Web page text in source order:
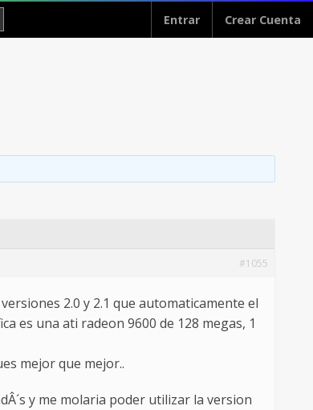
Entrar Crear Cuenta
#1055
2.0 y 2.1 que automaticamente el
es una ati radeon 9600 de 128 megas, 1
mejor que mejor..
y me molaria poder utilizar la version